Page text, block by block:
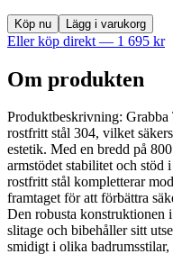
Köp nu Lägg i varukorg
Eller köp direkt — 1 695 kr
Om produkten
Produktbeskrivning:
rostfritt stål 304, vilket
estetik. Med en bredd på
armstödet stabilitet och
rostfritt stål kompletterar
framtaget för att förbättra
Den robusta konstruktionen
slitage och bibehåller sitt
smidigt i olika